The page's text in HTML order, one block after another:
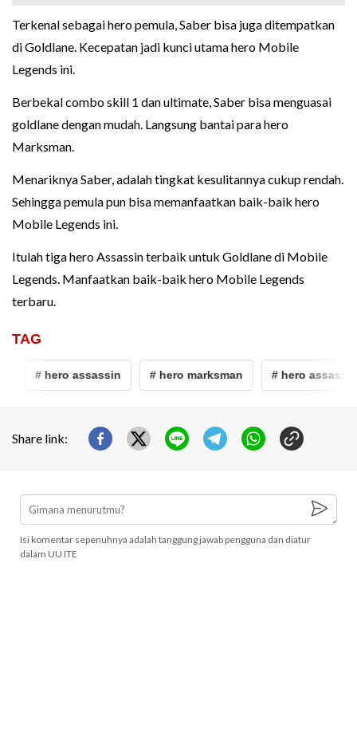
Terkenal sebagai hero pemula, Saber bisa juga ditempatkan
di Goldlane. Kecepatan jadi kunci utama hero Mobile
Legends ini.
Berbekal combo skill 1 dan ultimate, Saber bisa menguasai
goldlane dengan mudah. Langsung bantai para hero
Marksman.
Menariknya Saber, adalah tingkat kesulitannya cukup rendah.
Sehingga pemula pun bisa memanfaatkan baik-baik hero
Mobile Legends ini.
Itulah tiga hero Assassin terbaik untuk Goldlane di Mobile
Legends. Manfaatkan baik-baik hero Mobile Legends
terbaru.
TAG
# hero assassin # hero marksman # hero assassin
Share link:
Isi komentar sepenuhnya adalah tanggung jawab pengguna dan diatur
dalam UU ITE